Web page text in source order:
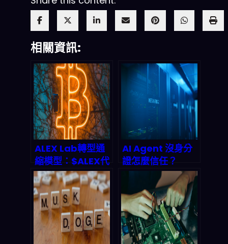
相關資訊:
ALEX Lab轉型通
縮模型：$ALEX代
幣回購燒毀機制與
2026年Stacks生
態價值前景
AI Agent 沒身分
證怎麼信任？
Infoblox與
GoDaddy聯手打
造DNS身份驗證新
標準，終結代理人
偽造與數據污染亂
象